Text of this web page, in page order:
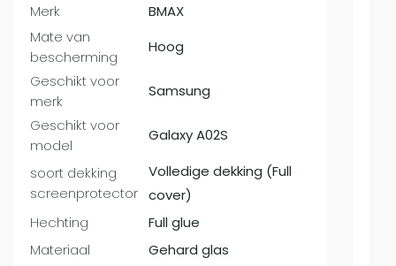
Merk
BMAX
Mate van
bescherming
Hoog
Geschikt voor
merk
Samsung
Geschikt voor
model
Galaxy A02S
soort dekking
screenprotector
Volledige dekking (Full
cover)
Hechting
Full glue
Materiaal
Gehard glas